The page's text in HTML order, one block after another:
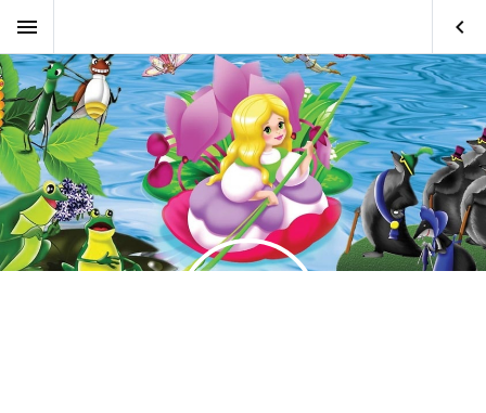
menu keyboard_arrow_left